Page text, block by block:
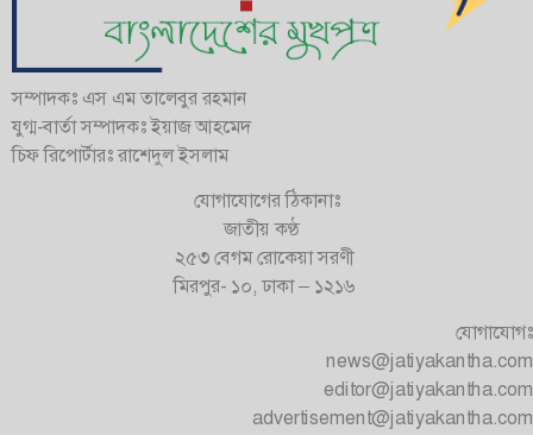
সম্পাদকঃ এস এম তালেবুর রহমান
যুগ্ম-বার্তা সম্পাদকঃ ইয়াজ আহমেদ
চিফ রিপোর্টারঃ রাশেদুল ইসলাম
যোগাযোগের ঠিকানাঃ
জাতীয় কণ্ঠ
২৫৩ বেগম রোকেয়া সরণী
মিরপুর- ১০, ঢাকা – ১২১৬
যোগাযোগঃ
news@jatiyakantha.com
editor@jatiyakantha.com
advertisement@jatiyakantha.com